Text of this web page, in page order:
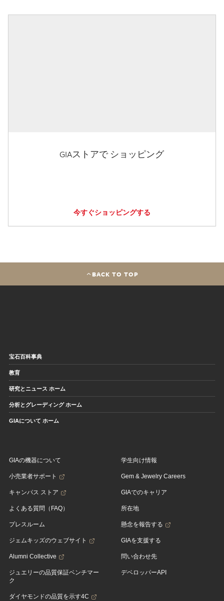
GIAストアで ショッピング
今すぐショッピングする
BACK TO TOP
宝石百科事典
教育
研究とニュース ホーム
分析とグレーディング ホーム
GIAについて ホーム
GIAの機器について
小売業者サポート
キャンパス ストア
よくある質問（FAQ）
プレスルーム
ジェムキッズのウェブサイト
Alumni Collective
ジュエリーの品質保証ベンチマー
ク
ダイヤモンドの品質を示す4C
学生向け情報
Gem & Jewelry Careers
GIAでのキャリア
所在地
懸念を報告する
GIAを支援する
問い合わせ先
デベロッパーAPI